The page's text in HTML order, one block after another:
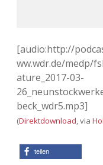
[audio:http://
ww.wdr.de/medp/
ature_2017-03-
beck_wdr5.mp3]
(Direktdownload, via
teilen